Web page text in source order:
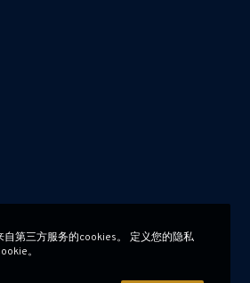
自第三方服务的cookies。 定义您的隐私
。